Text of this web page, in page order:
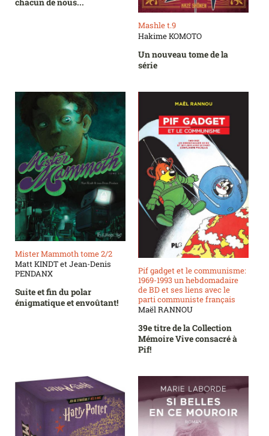
Mashle t.9
Hakime KOMOTO
Un nouveau tome de la
série
Mister Mammoth tome 2/2
Matt KINDT et Jean-Denis
PENDANX
Suite et fin du polar
énigmatique et envoûtant!
Pif gadget et le communisme:
1969-1993 un hebdomadaire
de BD et ses liens avec le
parti communiste français
Maël RANNOU
39e titre de la Collection
Mémoire Vive consacré à
Pif!